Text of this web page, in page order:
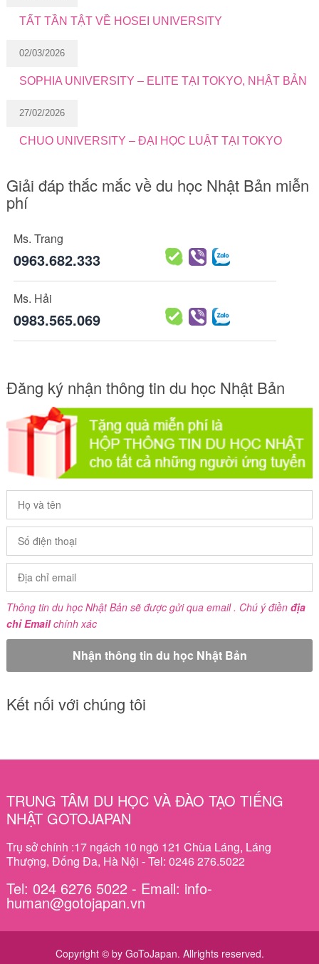
TẤT TẦN TẬT VỀ HOSEI UNIVERSITY
02/03/2026
SOPHIA UNIVERSITY – ELITE TẠI TOKYO, NHẬT BẢN
27/02/2026
CHUO UNIVERSITY – ĐẠI HỌC LUẬT TẠI TOKYO
Giải đáp thắc mắc về du học Nhật Bản miễn
phí
Ms. Trang
0963.682.333
Ms. Hải
0983.565.069
Đăng ký nhận thông tin du học Nhật Bản
Thông tin du học Nhật Bản sẽ được gửi qua email . Chú ý điền địa
chỉ Emailchính xác
Kết nối với chúng tôi
TRUNG TÂM DU HỌC VÀ ĐÀO TẠO TIẾNG
NHẬT GOTOJAPAN
Trụ sở chính :17 ngách 10 ngõ 121 Chùa Láng, Láng
Thượng, Đống Đa, Hà Nội - Tel: 0246 276.5022
Tel: 024 6276 5022 - Email: info-
human@gotojapan.vn
Copyright © by GoToJapan. Allrights reserved.